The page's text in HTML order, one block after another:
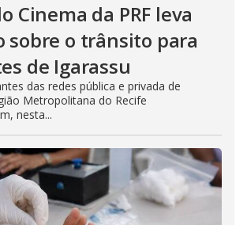
Cinema da PRF leva
sobre o trânsito para
de Igarassu
das redes pública e privada de
Metropolitana do Recife
nesta...